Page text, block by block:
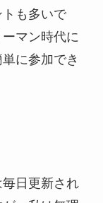
も多いで
マン時代に
に参加でき
毎日更新され